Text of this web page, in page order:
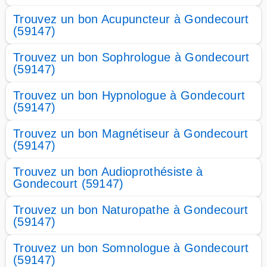
Trouvez un bon Acupuncteur à Gondecourt
(59147)
Trouvez un bon Sophrologue à Gondecourt
(59147)
Trouvez un bon Hypnologue à Gondecourt
(59147)
Trouvez un bon Magnétiseur à Gondecourt
(59147)
Trouvez un bon Audioprothésiste à
Gondecourt (59147)
Trouvez un bon Naturopathe à Gondecourt
(59147)
Trouvez un bon Somnologue à Gondecourt
(59147)